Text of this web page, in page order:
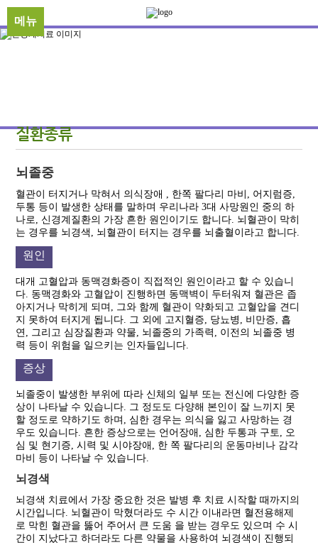
메뉴
질환종류
뇌졸중
혈관이 터지거나 막혀서 의식장애 , 한쪽 팔다리 마비, 어지럼증,
두통 등이 발생한 상태를 말하며 우리나라 3대 사망원인 중의 하
나로, 신경계질환의 가장 흔한 원인이기도 합니다. 뇌혈관이 막히
는 경우를 뇌경색, 뇌혈관이 터지는 경우를 뇌출혈이라고 합니다.
원인
대개 고혈압과 동맥경화증이 직접적인 원인이라고 할 수 있습니
다. 동맥경화와 고혈압이 진행하면 동맥벽이 두터워져 혈관은 좁
아지거나 막히게 되며, 그와 함께 혈관이 약화되고 고혈압을 견디
지 못하여 터지게 됩니다. 그 외에 고지혈증, 당뇨병, 비만증, 흡
연, 그리고 심장질환과 약물, 뇌졸중의 가족력, 이전의 뇌졸중 병
력 등이 위험을 일으키는 인자들입니다.
증상
뇌졸중이 발생한 부위에 따라 신체의 일부 또는 전신에 다양한 증
상이 나타날 수 있습니다. 그 정도도 다양해 본인이 잘 느끼지 못
할 정도로 약하기도 하며, 심한 경우는 의식을 잃고 사망하는 경
우도 있습니다. 흔한 증상으로는 언어장애, 심한 두통과 구토, 오
심 및 현기증, 시력 및 시야장애, 한 쪽 팔다리의 운동마비나 감각
마비 등이 나타날 수 있습니다.
뇌경색
뇌경색 치료에서 가장 중요한 것은 발병 후 치료 시작할 때까지의
시간입니다. 뇌혈관이 막혔더라도 수 시간 이내라면 혈전용해제
로 막힌 혈관을 뚫어 주어서 큰 도움 을 받는 경우도 있으며 수 시
간이 지났다고 하더라도 다른 약물을 사용하여 뇌경색이 진행되